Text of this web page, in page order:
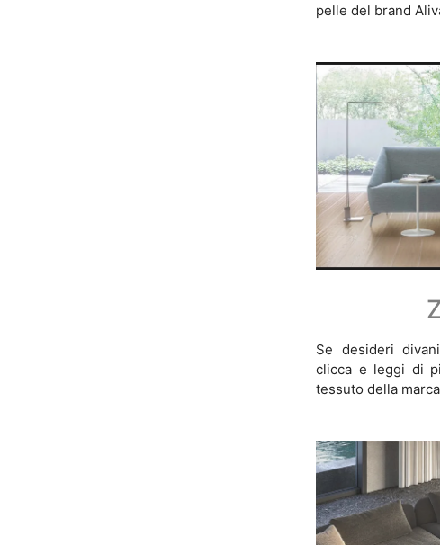
pelle del brand
Se desideri
clicca e leggi di
tessuto della